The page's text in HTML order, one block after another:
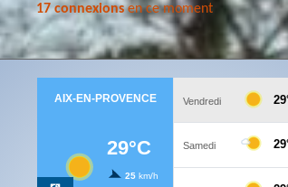
17 connexionsen ce moment